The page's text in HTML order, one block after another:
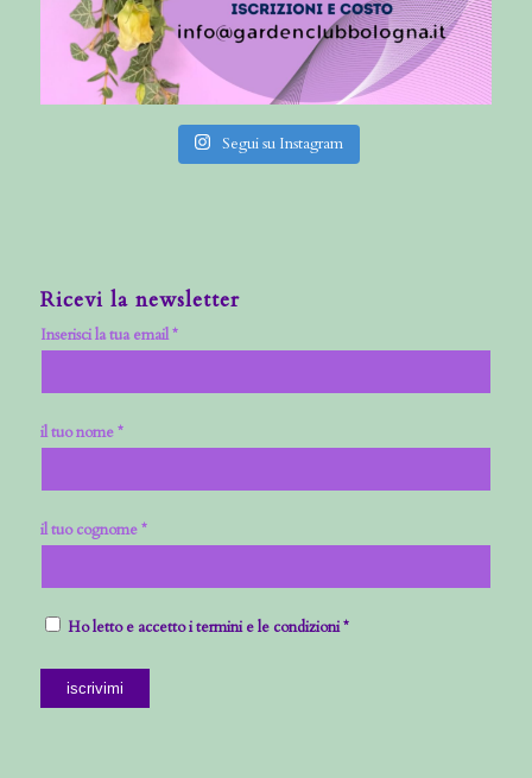
Segui su Instagram
Ricevi la newsletter
Inserisci la tua email *
il tuo nome *
il tuo cognome *
Ho letto e accetto i termini e le condizioni *